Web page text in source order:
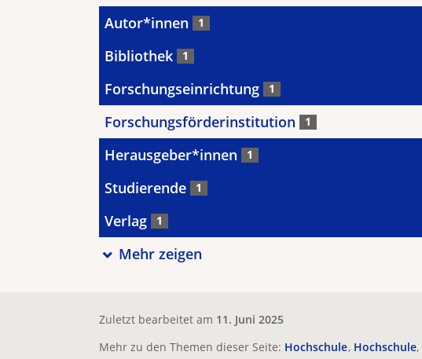
Autor*innen 1
Bibliothek 1
Forschungseinrichtung 1
Forschungsförderinstitution 1
Herausgeber*innen 1
Studierende 1
Verlag 1
Mehr zeigen
Zuletzt bearbeitet am 11. Juni 2025
Mehr zu den Themen dieser Seite: Hochschule Hochschule